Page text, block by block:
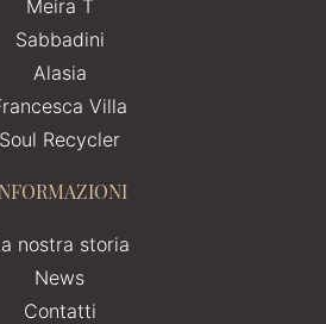
Meira T
Sabbadini
Alasia
Villa
Soul Recycler
nostra storia
News
Contatti